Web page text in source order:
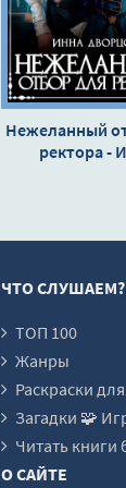
Глава 15
Глава 16
Глава 17
Глава 18
Глава 19
Глава 23
Глава 24
Глава 25
Глава 26
Глава 28
Нежеланный
ректора -
ЧТО СЛУШАЕМ?
ТОП 100
Жанры
Раскраски
Загадки 🧩
Читать книги
О САЙТЕ